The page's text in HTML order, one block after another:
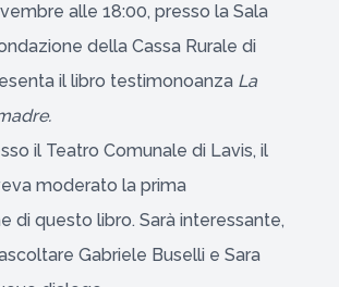
alle 18:00, presso la Sala
della Cassa Rurale di
il libro testimonoanza La
il Teatro Comunale di Lavis, il
moderato la prima
di questo libro. Sarà interessante,
Gabriele Buselli e Sara